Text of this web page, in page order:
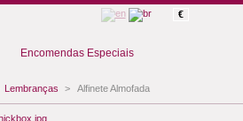
€
Encomendas Especiais
Lembranças > Alfinete Almofada